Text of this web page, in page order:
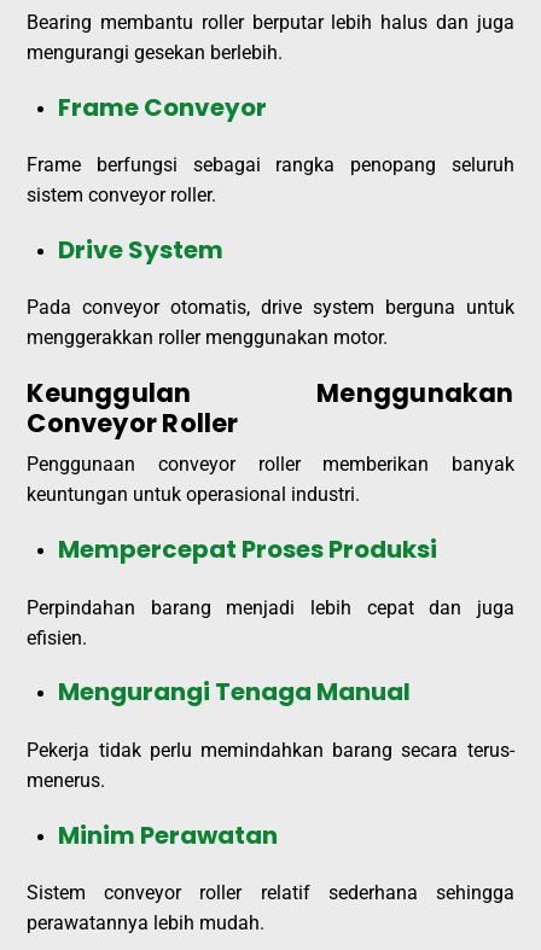
Bearing membantu roller berputar lebih halus dan juga
mengurangi gesekan berlebih.
Frame Conveyor
Frame berfungsi sebagai rangka penopang seluruh
sistem conveyor roller.
Drive System
Pada conveyor otomatis, drive system berguna untuk
menggerakkan roller menggunakan motor.
Keunggulan Menggunakan
Conveyor Roller
Penggunaan conveyor roller memberikan banyak
keuntungan untuk operasional industri.
Mempercepat Proses Produksi
Perpindahan barang menjadi lebih cepat dan juga
efisien.
Mengurangi Tenaga Manual
Pekerja tidak perlu memindahkan barang secara terus-
menerus.
Minim Perawatan
Sistem conveyor roller relatif sederhana sehingga
perawatannya lebih mudah.